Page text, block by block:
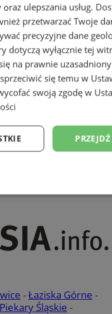
mammograf
-Łaziska Górne -
Piekary Śląskie -
ulepszania usług.
przetwarzać Twoje
precyzyjne dane
dotyczą wyłącznie tej
na prawnie
się temu w
swoją zgodę w
Targetowanie
Niesklasyfikowane